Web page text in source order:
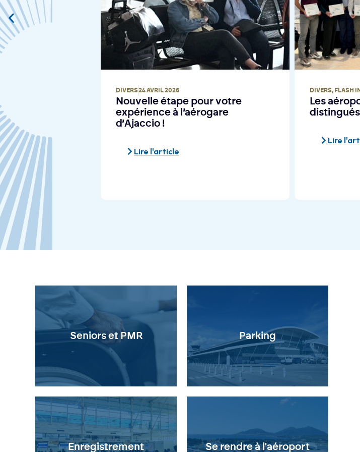
DIVERS,FLASH INFO1 AVRIL 2026
Les aéroports de Corse
distingués par le label AéroBio !
DIVERS26 MARS
Seniors et PMR Parking
Enregistrement Se rendre à l'aéroport